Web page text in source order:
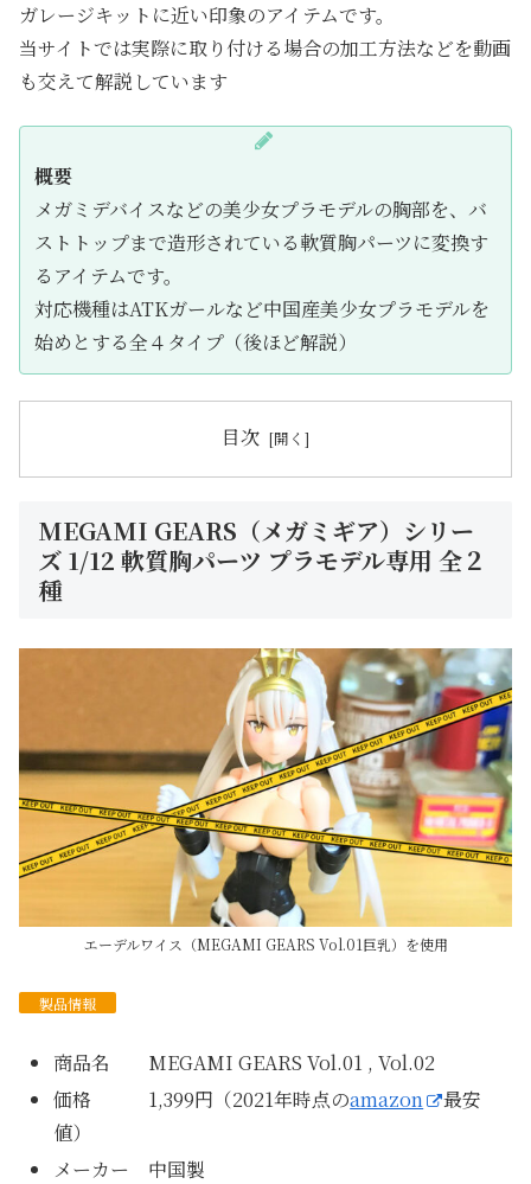
ガレージキットに近い印象のアイテムです。
当サイトでは実際に取り付ける場合の加工方法などを動画
も交えて解説しています
概要
メガミデバイスなどの美少女プラモデルの胸部を、バ
ストトップまで造形されている軟質胸パーツに変換す
るアイテムです。
対応機種はATKガールなど中国産美少女プラモデルを
始めとする全４タイプ（後ほど解説）
目次
MEGAMI GEARS（メガミギア）シリー
ズ 1/12 軟質胸パーツ プラモデル専用 全２
種
エーデルワイス（MEGAMI GEARS Vol.01巨乳）を使用
製品情報
商品名 MEGAMI GEARS Vol.01 , Vol.02
価格 1,399円（2021年時点のamazon
最安
値）
メーカー 中国製